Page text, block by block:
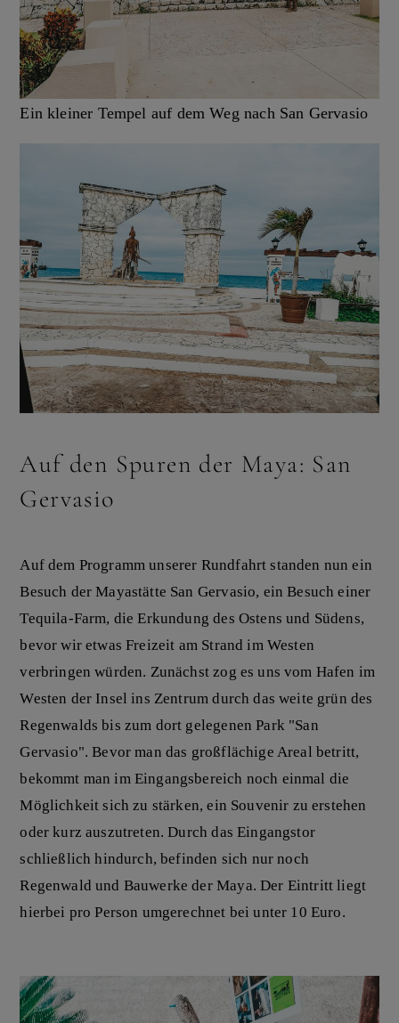
Ein kleiner Tempel auf dem Weg nach San Gervasio
Auf den Spuren der Maya: San
Gervasio
Auf dem Programm unserer Rundfahrt standen nun ein
Besuch der Mayastätte San Gervasio, ein Besuch einer
Tequila-Farm, die Erkundung des Ostens und Südens,
bevor wir etwas Freizeit am Strand im Westen
verbringen würden. Zunächst zog es uns vom Hafen im
Westen der Insel ins Zentrum durch das weite grün des
Regenwalds bis zum dort gelegenen Park "San
Gervasio". Bevor man das großflächige Areal betritt,
bekommt man im Eingangsbereich noch einmal die
Möglichkeit sich zu stärken, ein Souvenir zu erstehen
oder kurz auszutreten. Durch das Eingangstor
schließlich hindurch, befinden sich nur noch
Regenwald und Bauwerke der Maya. Der Eintritt liegt
hierbei pro Person umgerechnet bei unter 10 Euro.